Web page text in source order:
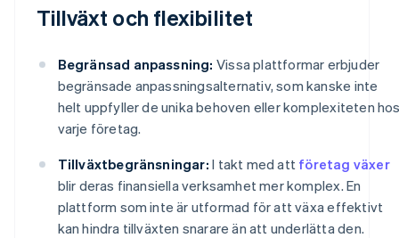
Tillväxt och flexibilitet
Begränsad anpassning: Vissa plattformar erbjuder
begränsade anpassningsalternativ, som kanske inte
helt uppfyller de unika behoven eller komplexiteten
varje företag.
Tillväxtbegränsningar: I takt med att företag växer
blir deras finansiella verksamhet mer komplex. En
plattform som inte är utformad för att växa effektivt
kan hindra tillväxten snarare än att underlätta den.